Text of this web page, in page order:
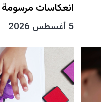
انعكاسات مرسومة
5 أغسطس 2026